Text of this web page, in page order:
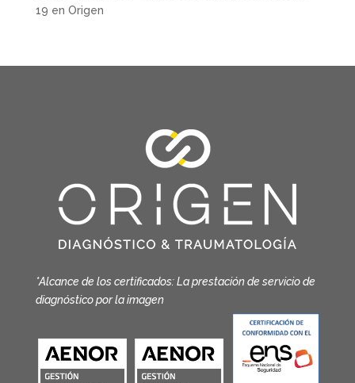
19 en Origen
*Alcance de los certificados: La prestación de servicio de
diagnóstico por la imagen